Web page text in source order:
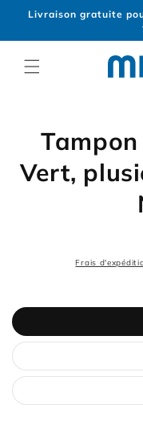
passer
Livraison gratuite
informations
produits
Vert,
Frais